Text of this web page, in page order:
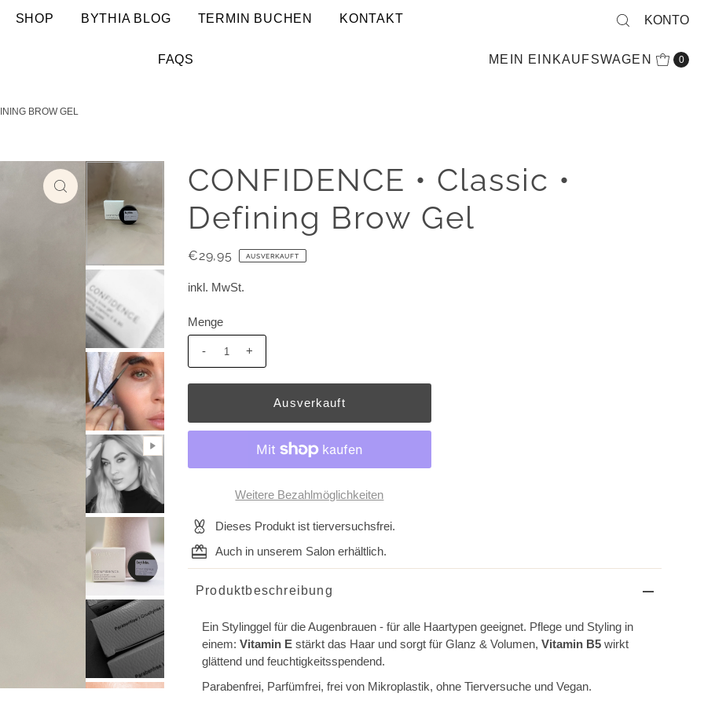
SHOP BYTHIA BLOG TERMIN BUCHEN KONTAKT
FAQS
KONTO
MEIN EINKAUFSWAGEN 0
BROW GEL
CONFIDENCE • Classic •
Defining Brow Gel
€29,95 AUSVERKAUFT
inkl. MwSt.
Menge
- +
Weitere Bezahlmöglichkeiten
Dieses Produkt ist tierversuchsfrei.
Auch in unserem Salon erhältlich.
Produktbeschreibung
Ein Stylinggel für die Augenbrauen - für alle Haartypen geeignet. Pflege und Styling in
einem: Vitamin Estärkt das Haar und sorgt für Glanz & Volumen, Vitamin B5wirkt
glättend und feuchtigkeitsspendend.
Parabenfrei, Parfümfrei, frei von Mikroplastik, ohne Tierversuche und Vegan.